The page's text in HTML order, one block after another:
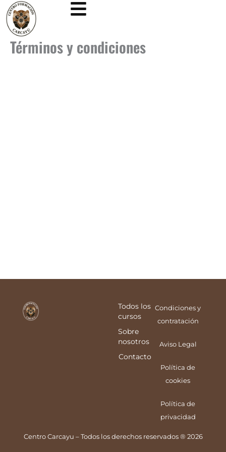
contenido
Términos y condiciones
Todos los
cursos
Sobre
nosotros
Contacto
Condiciones y
contratación
Aviso Legal
Política de
cookies
Política de
privacidad
Centro Carcayu – Todos los derechos reservados ® 2026